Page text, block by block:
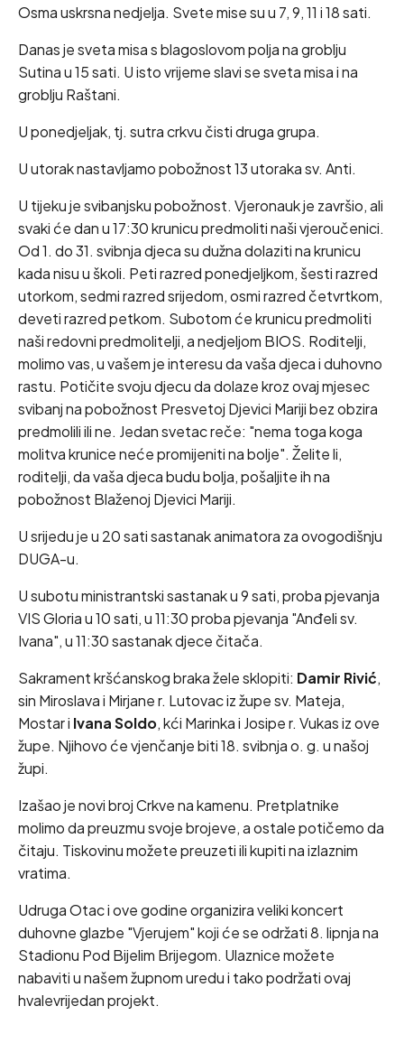
Osma uskrsna nedjelja. Svete mise su u 7, 9, 11 i 18 sati.
Danas je sveta misa s blagoslovom polja na groblju
Sutina u 15 sati. U isto vrijeme slavi se sveta misa i na
groblju Raštani.
U ponedjeljak, tj. sutra crkvu čisti druga grupa.
U utorak nastavljamo pobožnost 13 utoraka sv. Anti.
U tijeku je svibanjsku pobožnost. Vjeronauk je završio, ali
svaki će dan u 17:30 krunicu predmoliti naši vjeroučenici.
Od 1. do 31. svibnja djeca su dužna dolaziti na krunicu
kada nisu u školi. Peti razred ponedjeljkom, šesti razred
utorkom, sedmi razred srijedom, osmi razred četvrtkom,
deveti razred petkom. Subotom će krunicu predmoliti
naši redovni predmolitelji, a nedjeljom BIOS. Roditelji,
molimo vas, u vašem je interesu da vaša djeca i duhovno
rastu. Potičite svoju djecu da dolaze kroz ovaj mjesec
svibanj na pobožnost Presvetoj Djevici Mariji bez obzira
predmolili ili ne. Jedan svetac reče: "nema toga koga
molitva krunice neće promijeniti na bolje". Želite li,
roditelji, da vaša djeca budu bolja, pošaljite ih na
pobožnost Blaženoj Djevici Mariji.
U srijedu je u 20 sati sastanak animatora za ovogodišnju
DUGA-u.
U subotu ministrantski sastanak u 9 sati, proba pjevanja
VIS Gloria u 10 sati, u 11:30 proba pjevanja "Anđeli sv.
Ivana", u 11:30 sastanak djece čitača.
Sakrament kršćanskog braka žele sklopiti: Damir Rivić,
sin Miroslava i Mirjane r. Lutovac iz župe sv. Mateja,
Mostar i Ivana Soldo, kći Marinka i Josipe r. Vukas iz ove
župe. Njihovo će vjenčanje biti 18. svibnja o. g. u našoj
župi.
Izašao je novi broj Crkve na kamenu. Pretplatnike
molimo da preuzmu svoje brojeve, a ostale potičemo da
čitaju. Tiskovinu možete preuzeti ili kupiti na izlaznim
vratima.
Udruga Otac i ove godine organizira veliki koncert
duhovne glazbe "Vjerujem" koji će se održati 8. lipnja na
Stadionu Pod Bijelim Brijegom. Ulaznice možete
nabaviti u našem župnom uredu i tako podržati ovaj
hvalevrijedan projekt.